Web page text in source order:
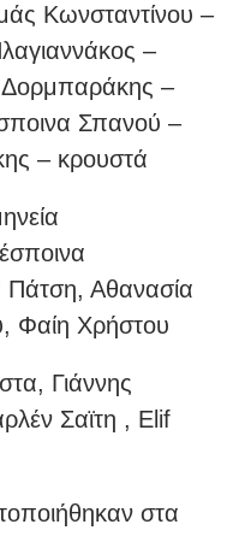
Κωνσταντίνου –
–
–
Σπανού –
– κρουστά
Πάτση, Αθανασία
Φαίη Χρήστου
Γιάννης
Σαϊτη , Elif
στα